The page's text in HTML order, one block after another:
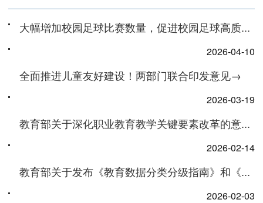
大幅增加校园足球比赛数量，促进校园足球高质...
2026-04-10
全面推进儿童友好建设！两部门联合印发意见→
2026-03-19
教育部关于深化职业教育教学关键要素改革的意...
2026-02-14
教育部关于发布《教育数据分类分级指南》和《...
2026-02-03